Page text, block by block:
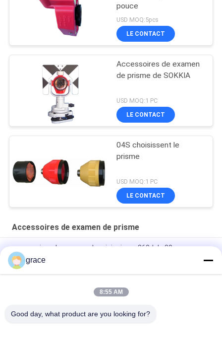
pouce
USD MOQ:5pcs
LE CONTACT
Accessoires de examen
de prisme de SOKKIA
USD MOQ:1 PC
LE CONTACT
04S choisissent le
prisme
USD MOQ:1 PC
LE CONTACT
Accessoires de examen de prisme
accessoires de examen du mini prisme 360d de 30mm
Instrument d'enquête de prisme de la construction de routes
64mm
Accessoires de examen se reflétants multi de prisme des
grace
8:55 AM
Good day, what product are you looking for?